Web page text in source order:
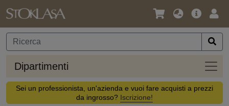
Lingua
Valuta
Offerta
Dipartimenti
Sei un professionista, un'azienda e vuoi fare acquisti a prezzi
da ingrosso? Iscrizione!